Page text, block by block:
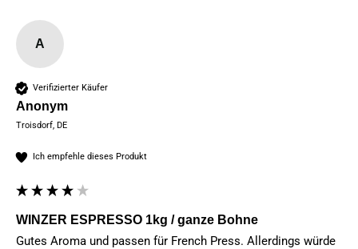
A
Verifizierter Käufer
Anonym
Troisdorf, DE
Ich empfehle dieses Produkt
WINZER ESPRESSO 1kg / ganze Bohne
Gutes Aroma und passen für French Press. Allerdings würde